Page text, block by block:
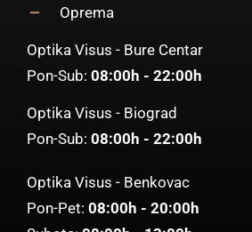
Oprema
Optika Visus - Bure Centar
Pon-Sub: 08:00h - 22:00h
Optika Visus - Biograd
Pon-Sub: 08:00h - 22:00h
Optika Visus - Benkovac
Pon-Pet: 08:00h - 20:00h